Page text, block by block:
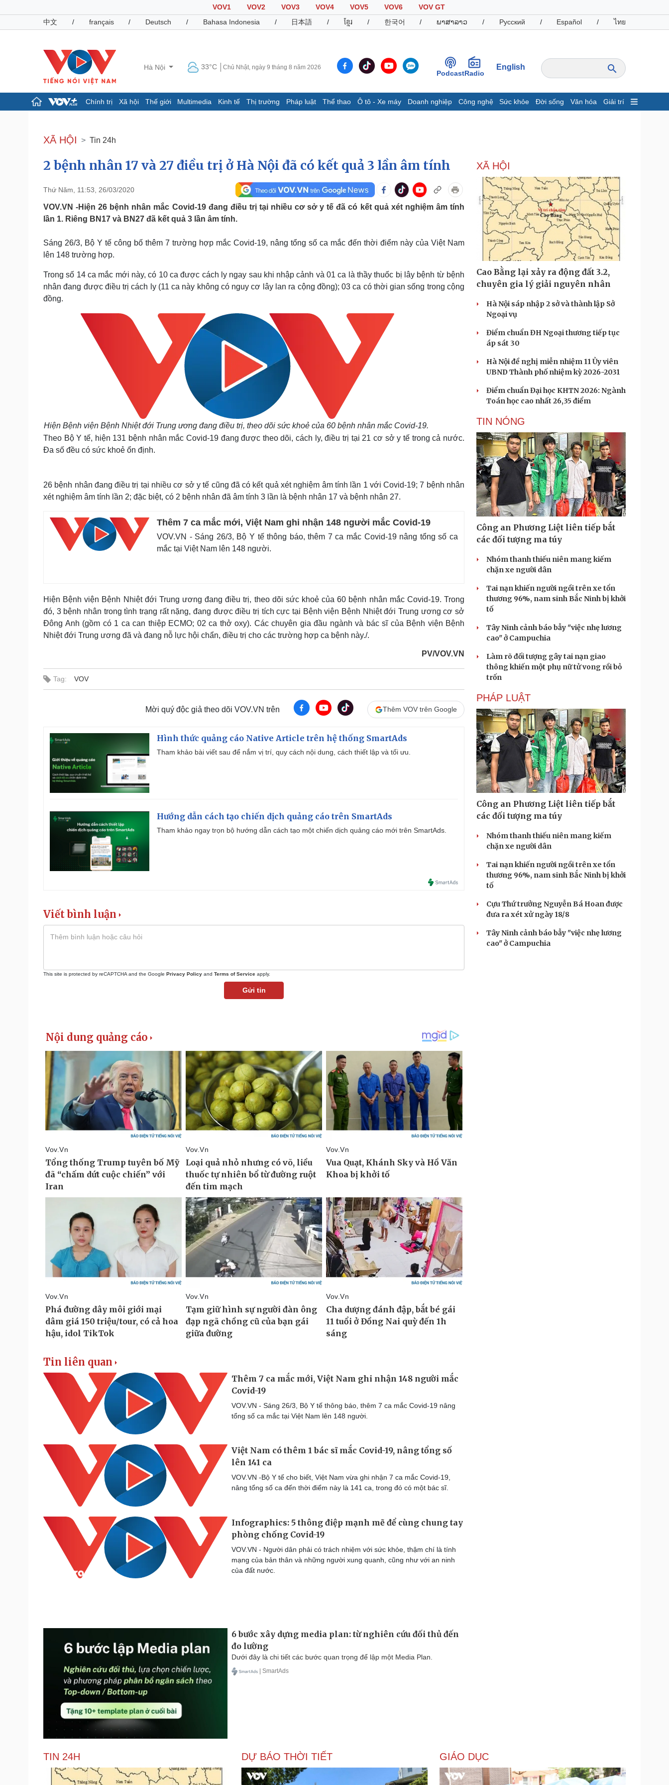
VOV1 VOV2 VOV3 VOV4 VOV5 VOV6
VOV GT
中文
/ français / Deutsch / Bahasa Indonesia / 日本語 / ខ្មែរ / 한국어 / ພາສາລາວ / Русский / Español / ไทย
Hà Nội 33°C Chủ Nhật, ngày 9 tháng 8 năm 2026
PodcastRadio
English
Chính trị Xã hội Thế giới Multimedia Kinh tế Thị trường Pháp luật Thể thao Ô tô - Xe máy Doanh nghiệp Công nghệ Sức khỏe Đời sống Văn hóa Giải trí
Đảng
Tổ chức nhân sự
Nhận diện sự thật
Dấu ấn VOV
Infographic
Giá cà phê
Pháp luật
Vụ án
Tư vấn luật
Quân sự - Quốc phòng
Vũ khí
Phân tích
Thể thao
Thế giới thể thao
Ô tô - Xe máy
Tư vấn
Doanh nghiệp
Thông tin doanh nghiệp
Doanh nghiệp 24h
Doanh nhân
Công nghệ
Sành điệu
Tin Công nghệ
Trải nghiệm
Chuyển đổi số
Sức khỏe
Dinh dưỡng - món ngon
Cây thuốc
Làm đẹp - giảm cân
Phòng mạch online
Đời sống
Nhà đẹp
Văn hóa
Sân khấu - Điện ảnh
Di sản
Giải trí
Nghệ sĩ
Du lịch
Tư vấn
Podcast
Câu chuyện thời sự
Đọc truyện đêm khuya
Hạt giống tâm hồn
XÃ HỘI Tin 24h
2 bệnh nhân 17 và 27 điều trị ở Hà Nội đã có kết quả 3 lần âm tính
Thứ Năm, 11:53, 26/03/2020
VOV.VN -Hiện 26 bệnh nhân mắc Covid-19 đang điều trị tại nhiều cơ sở y tế đã có kết quả xét nghiệm âm tính
lần 1. Riêng BN17 và BN27 đã kết quả 3 lần âm tính.
Sáng 26/3, Bộ Y tế công bố thêm 7 trường hợp mắc Covid-19, nâng tổng số ca mắc đến thời điểm này của Việt Nam
lên 148 trường hợp.
Trong số 14 ca mắc mới này, có 10 ca được cách ly ngay sau khi nhập cảnh và 01 ca là thầy thuốc bị lây bệnh từ bệnh
nhân đang được điều trị cách ly (11 ca này không có nguy cơ lây lan ra cộng đồng); 03 ca có thời gian sống trong cộng
đồng.
Hiện Bệnh viện Bệnh Nhiệt đới Trung ương đang điều trị, theo dõi sức khoẻ của 60 bệnh nhân mắc Covid-19.
Theo Bộ Y tế, hiện 131 bệnh nhân mắc Covid-19 đang được theo dõi, cách ly, điều trị tại 21 cơ sở y tế trong cả nước.
Đa số đều có sức khoẻ ổn định.
26 bệnh nhân đang điều trị tại nhiều cơ sở y tế cũng đã có kết quả xét nghiệm âm tính lần 1 với Covid-19; 7 bệnh nhân
xét nghiệm âm tính lần 2; đặc biệt, có 2 bệnh nhân đã âm tính 3 lần là bệnh nhân 17 và bệnh nhân 27.
Thêm 7 ca mắc mới, Việt Nam ghi nhận 148 người mắc Covid-19
VOV.VN - Sáng 26/3, Bộ Y tế thông báo, thêm 7 ca mắc Covid-19 nâng tổng số ca
mắc tại Việt Nam lên 148 người.
Hiện Bệnh viện Bệnh Nhiệt đới Trung ương đang điều trị, theo dõi sức khoẻ của 60 bệnh nhân mắc Covid-19. Trong
đó, 3 bệnh nhân trong tình trạng rất nặng, đang được điều trị tích cực tại Bệnh viện Bệnh Nhiệt đới Trung ương cơ sở
Đông Anh (gồm có 1 ca can thiệp ECMO; 02 ca thở oxy). Các chuyên gia đầu ngành và bác sĩ của Bệnh viện Bệnh
Nhiệt đới Trung ương đã và đang nỗ lực hội chẩn, điều trị cho các trường hợp ca bệnh này./.
PV/VOV.VN
Tag: VOV
Mời quý độc giả theo dõi VOV.VN trên Thêm VOV trên Google
Hình thức quảng cáo Native Article trên hệ thống SmartAds
Tham khảo bài viết sau để nắm vị trí, quy cách nội dung, cách thiết lập và tối ưu.
Hướng dẫn cách tạo chiến dịch quảng cáo trên SmartAds
Tham khảo ngay trọn bộ hướng dẫn cách tạo một chiến dịch quảng cáo mới trên SmartAds.
Viết bình luận
This site is protected by reCAPTCHA and the Google Privacy Policy and Terms of Service apply.
Gửi tin
Tin liên quan
Thêm 7 ca mắc mới, Việt Nam ghi nhận 148 người mắc
Covid-19
VOV.VN - Sáng 26/3, Bộ Y tế thông báo, thêm 7 ca mắc Covid-19 nâng
tổng số ca mắc tại Việt Nam lên 148 người.
Việt Nam có thêm 1 bác sĩ mắc Covid-19, nâng tổng số
lên 141 ca
VOV.VN -Bộ Y tế cho biết, Việt Nam vừa ghi nhận 7 ca mắc Covid-19,
nâng tổng số ca đến thời điểm này là 141 ca, trong đó có một bác sĩ.
Infographics: 5 thông điệp mạnh mẽ để cùng chung tay
phòng chống Covid-19
VOV.VN - Người dân phải có trách nhiệm với sức khỏe, thậm chí là tính
mạng của bản thân và những người xung quanh, cũng như với an ninh
của đất nước.
6 bước xây dựng media plan: từ nghiên cứu đối thủ đến
đo lường
Dưới đây là chi tiết các bước quan trọng để lập một Media Plan.
| SmartAds
XÃ HỘI
Cao Bằng lại xảy ra động đất 3.2,
chuyên gia lý giải nguyên nhân
Hà Nội sáp nhập 2 sở và thành lập Sở
Ngoại vụ
Điểm chuẩn ĐH Ngoại thương tiếp tục
áp sát 30
Hà Nội đề nghị miễn nhiệm 11 Ủy viên
UBND Thành phố nhiệm kỳ 2026-2031
Điểm chuẩn Đại học KHTN 2026: Ngành
Toán học cao nhất 26,35 điểm
TIN NÓNG
Công an Phương Liệt liên tiếp bắt
các đối tượng ma túy
Nhóm thanh thiếu niên mang kiếm
chặn xe người dân
Tai nạn khiến người ngồi trên xe tổn
thương 96%, nam sinh Bắc Ninh bị khởi
tố
Tây Ninh cảnh báo bẫy "việc nhẹ lương
cao" ở Campuchia
Làm rõ đối tượng gây tai nạn giao
thông khiến một phụ nữ tử vong rồi bỏ
trốn
PHÁP LUẬT
Công an Phương Liệt liên tiếp bắt
các đối tượng ma túy
Nhóm thanh thiếu niên mang kiếm
chặn xe người dân
Tai nạn khiến người ngồi trên xe tổn
thương 96%, nam sinh Bắc Ninh bị khởi
tố
Cựu Thứ trưởng Nguyễn Bá Hoan được
đưa ra xét xử ngày 18/8
Tây Ninh cảnh báo bẫy "việc nhẹ lương
cao" ở Campuchia
TIN 24H DỰ BÁO THỜI TIẾT GIÁO DỤC